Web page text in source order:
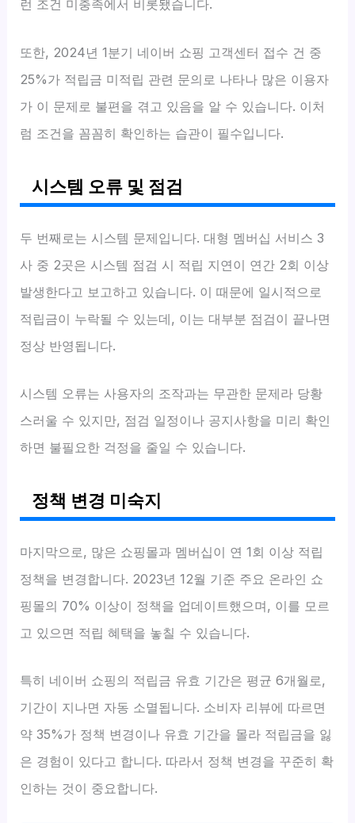
런 조건 미충족에서 비롯됐습니다.
또한, 2024년 1분기 네이버 쇼핑 고객센터 접수 건 중
25%가 적립금 미적립 관련 문의로 나타나 많은 이용자
가 이 문제로 불편을 겪고 있음을 알 수 있습니다. 이처
럼 조건을 꼼꼼히 확인하는 습관이 필수입니다.
시스템 오류 및 점검
두 번째로는 시스템 문제입니다. 대형 멤버십 서비스 3
사 중 2곳은 시스템 점검 시 적립 지연이 연간 2회 이상
발생한다고 보고하고 있습니다. 이 때문에 일시적으로
적립금이 누락될 수 있는데, 이는 대부분 점검이 끝나면
정상 반영됩니다.
시스템 오류는 사용자의 조작과는 무관한 문제라 당황
스러울 수 있지만, 점검 일정이나 공지사항을 미리 확인
하면 불필요한 걱정을 줄일 수 있습니다.
정책 변경 미숙지
마지막으로, 많은 쇼핑몰과 멤버십이 연 1회 이상 적립
정책을 변경합니다. 2023년 12월 기준 주요 온라인 쇼
핑몰의 70% 이상이 정책을 업데이트했으며, 이를 모르
고 있으면 적립 혜택을 놓칠 수 있습니다.
특히 네이버 쇼핑의 적립금 유효 기간은 평균 6개월로,
기간이 지나면 자동 소멸됩니다. 소비자 리뷰에 따르면
약 35%가 정책 변경이나 유효 기간을 몰라 적립금을 잃
은 경험이 있다고 합니다. 따라서 정책 변경을 꾸준히 확
인하는 것이 중요합니다.